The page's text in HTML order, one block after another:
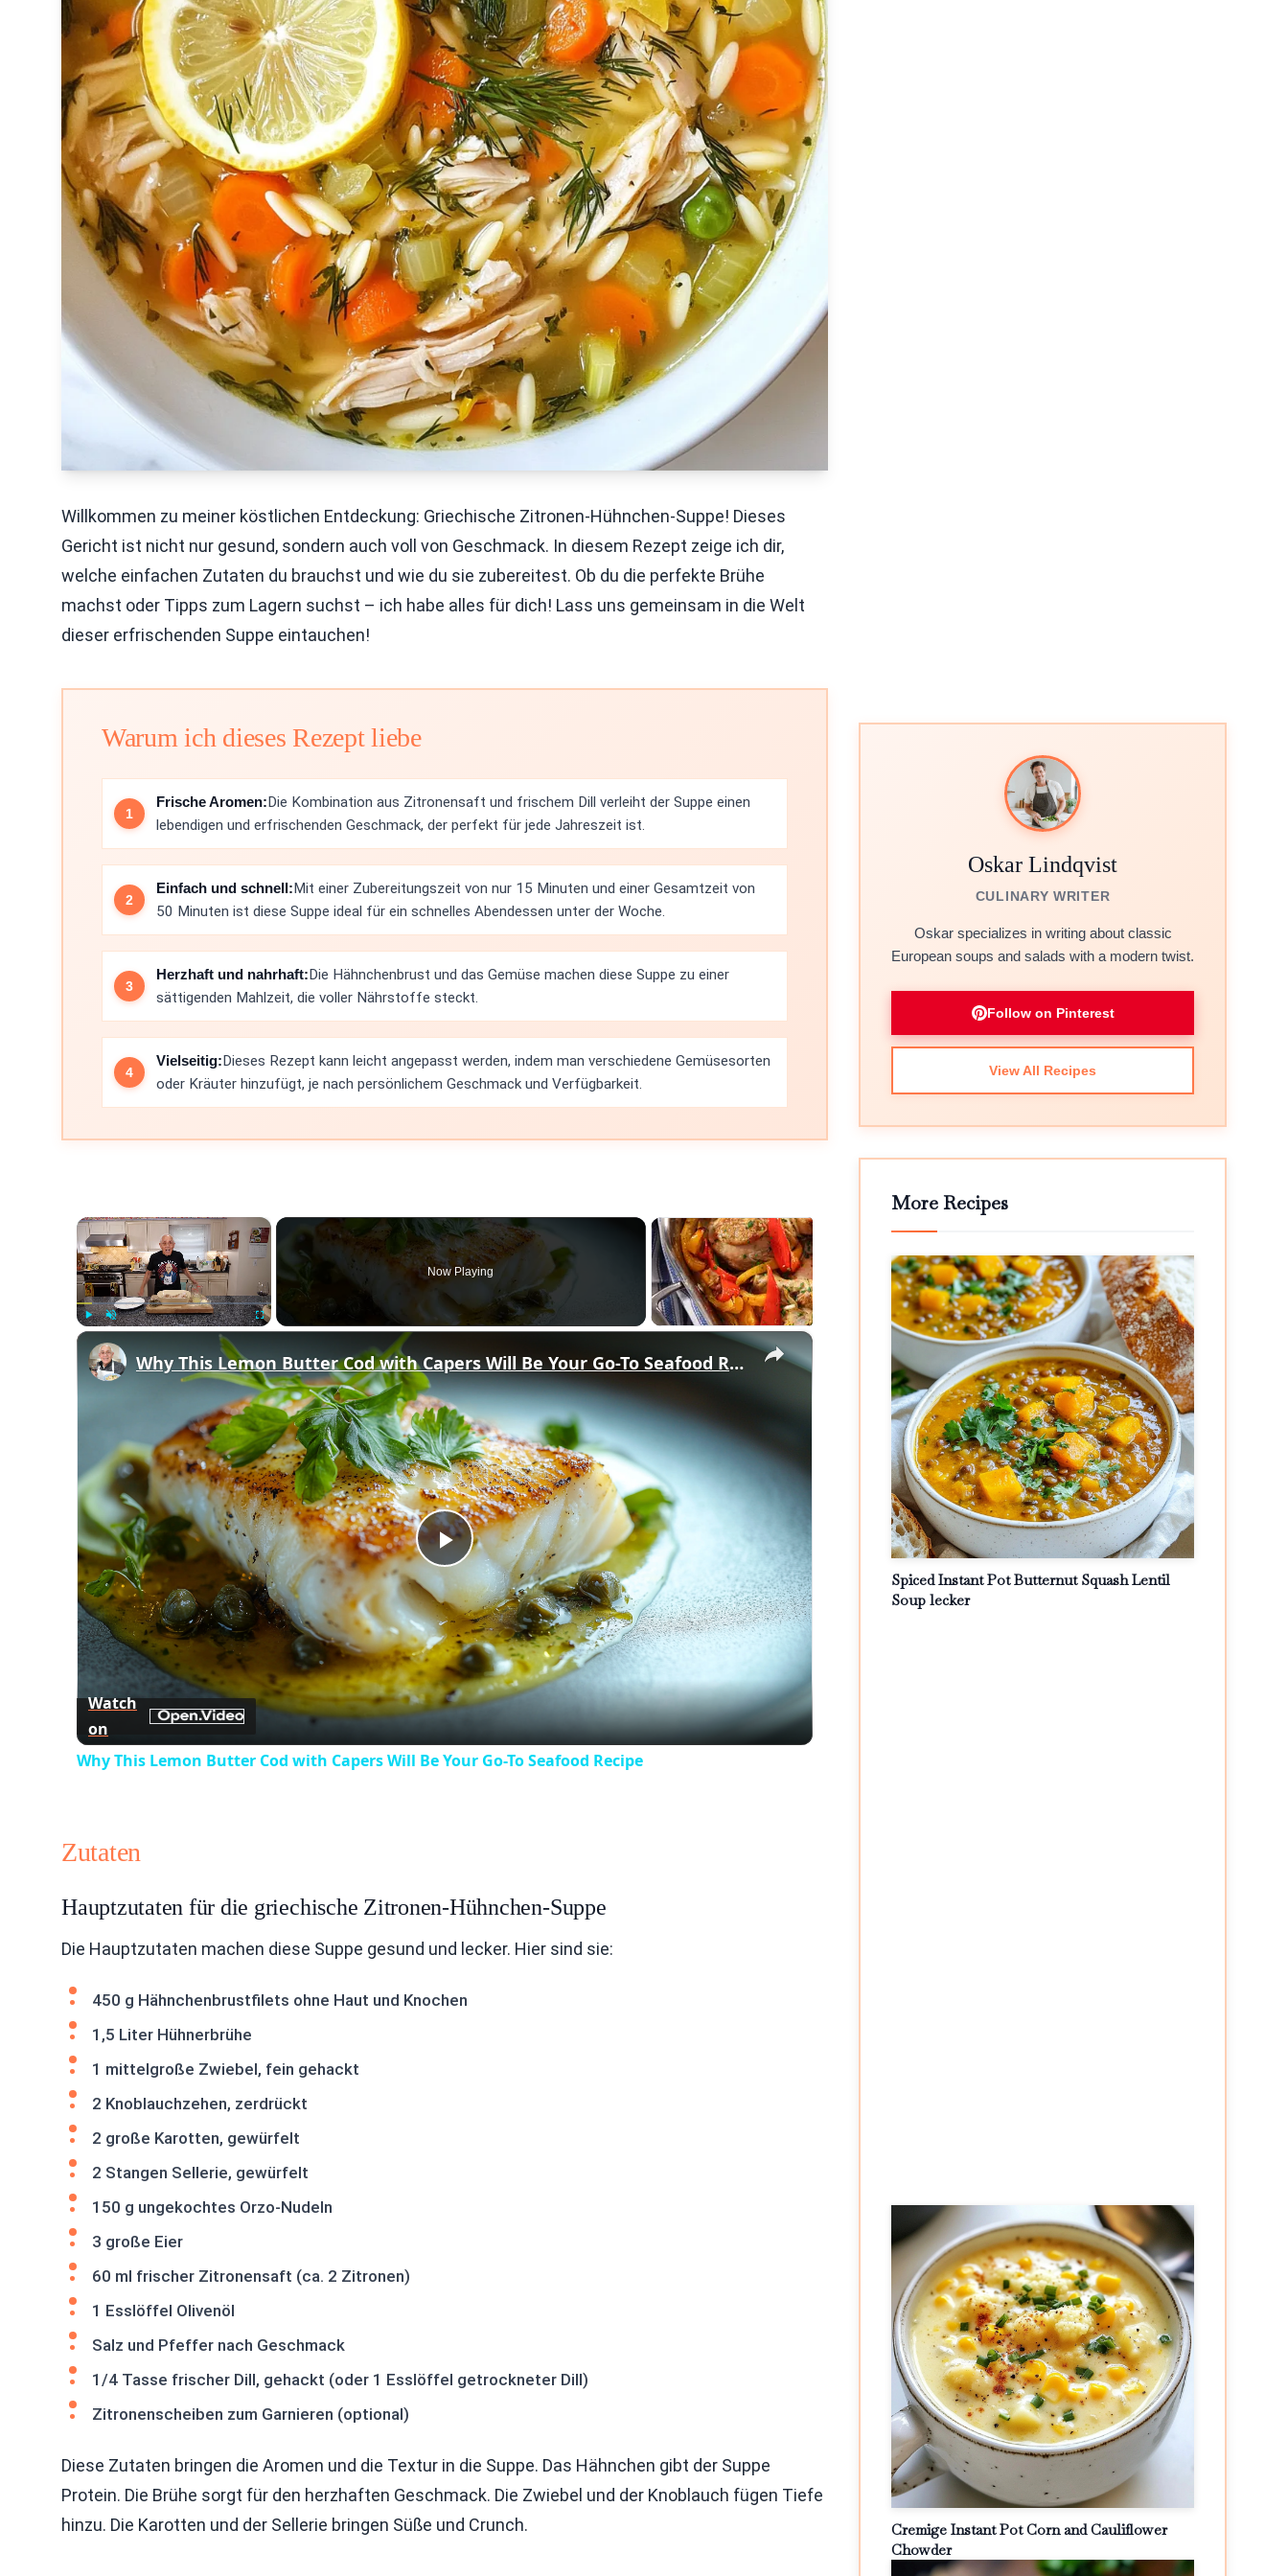
Willkommen zu meiner köstlichen Entdeckung: Griechische Zitronen-Hühnchen-Suppe! Dieses
Gericht ist nicht nur gesund, sondern auch voll von Geschmack. In diesem Rezept zeige ich dir,
welche einfachen Zutaten du brauchst und wie du sie zubereitest. Ob du die perfekte Brühe
machst oder Tipps zum Lagern suchst – ich habe alles für dich! Lass uns gemeinsam in die Welt
dieser erfrischenden Suppe eintauchen!
Warum ich dieses Rezept liebe
Frische Aromen:Die Kombination aus Zitronensaft und frischem Dill verleiht der Suppe einen
lebendigen und erfrischenden Geschmack, der perfekt für jede Jahreszeit ist.
Einfach und schnell:Mit einer Zubereitungszeit von nur 15 Minuten und einer Gesamtzeit von
50 Minuten ist diese Suppe ideal für ein schnelles Abendessen unter der Woche.
Herzhaft und nahrhaft:Die Hähnchenbrust und das Gemüse machen diese Suppe zu einer
sättigenden Mahlzeit, die voller Nährstoffe steckt.
Vielseitig:Dieses Rezept kann leicht angepasst werden, indem man verschiedene Gemüsesorten
oder Kräuter hinzufügt, je nach persönlichem Geschmack und Verfügbarkeit.
×
Now Playing
×
Play
Video
Why This Lemon Butter Cod with Capers Will Be Your Go-To Seafood Recipe
Watch
on
Why This Lemon Butter Cod with Capers Will Be Your Go-To Seafood Recipe
Zutaten
Hauptzutaten für die griechische Zitronen-Hühnchen-Suppe
Die Hauptzutaten machen diese Suppe gesund und lecker. Hier sind sie:
450 g Hähnchenbrustfilets ohne Haut und Knochen
1,5 Liter Hühnerbrühe
1 mittelgroße Zwiebel, fein gehackt
2 Knoblauchzehen, zerdrückt
2 große Karotten, gewürfelt
2 Stangen Sellerie, gewürfelt
150 g ungekochtes Orzo-Nudeln
3 große Eier
60 ml frischer Zitronensaft (ca. 2 Zitronen)
1 Esslöffel Olivenöl
Salz und Pfeffer nach Geschmack
1/4 Tasse frischer Dill, gehackt (oder 1 Esslöffel getrockneter Dill)
Zitronenscheiben zum Garnieren (optional)
Diese Zutaten bringen die Aromen und die Textur in die Suppe. Das Hähnchen gibt der Suppe
Protein. Die Brühe sorgt für den herzhaften Geschmack. Die Zwiebel und der Knoblauch fügen Tiefe
hinzu. Die Karotten und der Sellerie bringen Süße und Crunch.
Oskar Lindqvist
CULINARY WRITER
Oskar specializes in writing about classic
European soups and salads with a modern twist.
Follow on Pinterest
View All Recipes
More Recipes
Spiced Instant Pot Butternut Squash Lentil
Soup lecker
Cremige Instant Pot Corn and Cauliflower
Chowder